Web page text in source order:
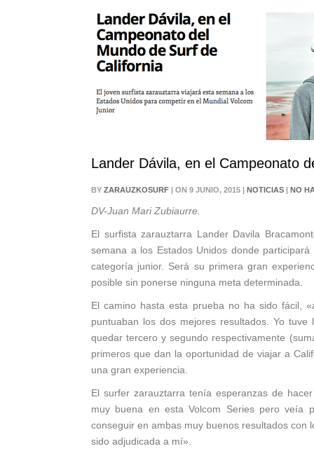
Lander Dávila, en el Campeonato
BY ZARAUZKOSURF | ON 9 JUNIO, 2015 | NOTICIAS | NO
DV-Juan Mari Zubiaurre.
El surfista zarauztarra Lander Davila
semana a los Estados Unidos donde
categoría junior. Será su primera gran
posible sin ponerse ninguna meta determinada.
El camino hasta esta prueba no ha sido fácil,
puntuaban los dos mejores resultados. Yo
quedar tercero y segundo respectivamente
primeros que dan la oportunidad de viajar a
una gran experiencia.
El surfer zarauztarra tenía esperanzas de
muy buena en esta Volcom Series pero veía
conseguir en ambas muy buenos resultados
sido adjudicada a mí».